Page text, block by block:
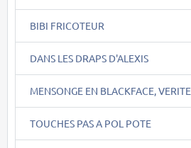
BIBI FRICOTEUR
DANS LES DRAPS D'ALEXIS
MENSONGE EN BLACKFACE, VERITE
TOUCHES PAS A POL POTE